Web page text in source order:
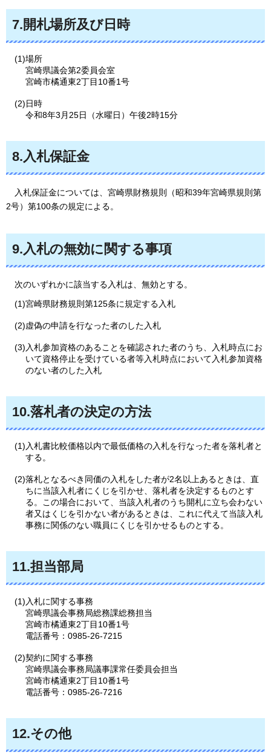
7.開札場所及び日時
(1)場所
宮崎県議会第2委員会室
宮崎市橘通東2丁目10番1号
(2)日時
令和8年3月25日（水曜日）午後2時15分
8.入札保証金
入札保証金については、宮崎県財務規則（昭和39年宮崎県規則第
2号）第100条の規定による。
9.入札の無効に関する事項
次のいずれかに該当する入札は、無効とする。
(1)宮崎県財務規則第125条に規定する入札
(2)虚偽の申請を行なった者のした入札
(3)入札参加資格のあることを確認された者のうち、入札時点にお
いて資格停止を受けている者等入札時点において入札参加資格
のない者のした入札
10.落札者の決定の方法
(1)入札書比較価格以内で最低価格の入札を行なった者を落札者と
する。
(2)落札となるべき同価の入札をした者が2名以上あるときは、直
ちに当該入札者にくじを引かせ、落札者を決定するものとす
る。この場合において、当該入札者のうち開札に立ち会わない
者又はくじを引かない者があるときは、これに代えて当該入札
事務に関係のない職員にくじを引かせるものとする。
11.担当部局
(1)入札に関する事務
宮崎県議会事務局総務課総務担当
宮崎市橘通東2丁目10番1号
電話番号：0985-26-7215
(2)契約に関する事務
宮崎県議会事務局議事課常任委員会担当
宮崎市橘通東2丁目10番1号
電話番号：0985-26-7216
12.その他